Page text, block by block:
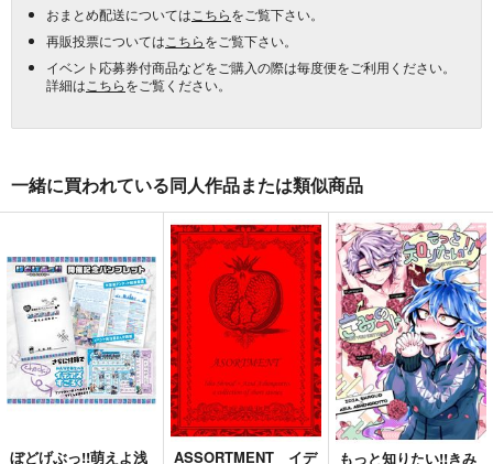
おまとめ配送については こちらをご覧下さい。
再販投票については こちらをご覧下さい。
イベント応募券付商品などをご購入の際は毎度便をご利用ください。
詳細は こちらをご覧ください。
一緒に買われている同人作品または類似商品
ぼどげぶっ!!萌えよ浅
ASSORTMENT イデ
もっと知りたい!!きみ